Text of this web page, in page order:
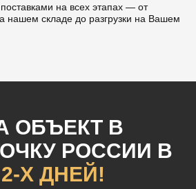
на всех этапах — от
нашем складе до разгрузки на Вашем
ОБЪЕКТ В
РОССИИ В
2-Х ДНЕЙ!